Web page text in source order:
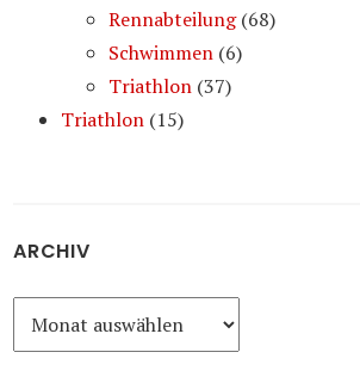
Rennabteilung(68)
Schwimmen (6)
Triathlon (37)
Triathlon (15)
ARCHIV
Archiv